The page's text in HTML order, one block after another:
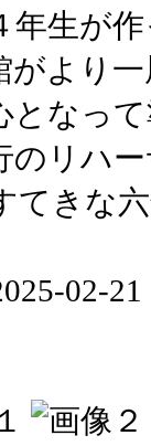
年生が
がより
となっ
のリハ
てきな
02-